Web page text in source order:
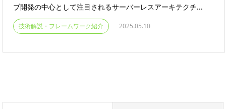
ブ開発の中心として注目されるサーバーレスアーキテクチ...
技術解説・フレームワーク紹介 2025.05.10